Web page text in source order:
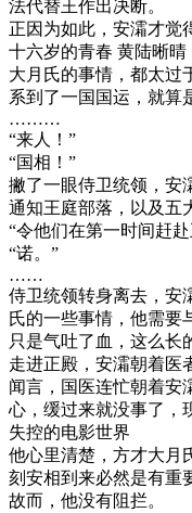
法代替王作出决断。
正因为如此，安灀才觉
十六岁的青春 黄陆晰晴
大月氏的事情，都太过
系到了一国国运，就算
………
“来人！”
“国相！”
撇了一眼侍卫统领，安
通知王庭部落，以及五
“令他们在第一时间赶
“诺。”
……
侍卫统领转身离去，安
氏的一些事情，他需要
只是气吐了血，这么长
走进正殿，安灀朝着医
闻言，国医连忙朝着安
心，缓过来就没事了，
失控的电影世界
他心里清楚，方才大月
刻安相到来必然是有重
故而，他没有阻拦。